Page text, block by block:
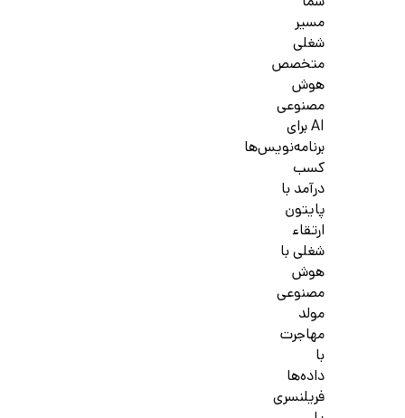
مسیر
شغلی
متخصص
هوش
مصنوعی
AI برای
برنامه‌نویس‌ها
کسب
درآمد با
پایتون
ارتقاء
شغلی با
هوش
مصنوعی
مولد
مهاجرت
با
داده‌ها
فریلنسری